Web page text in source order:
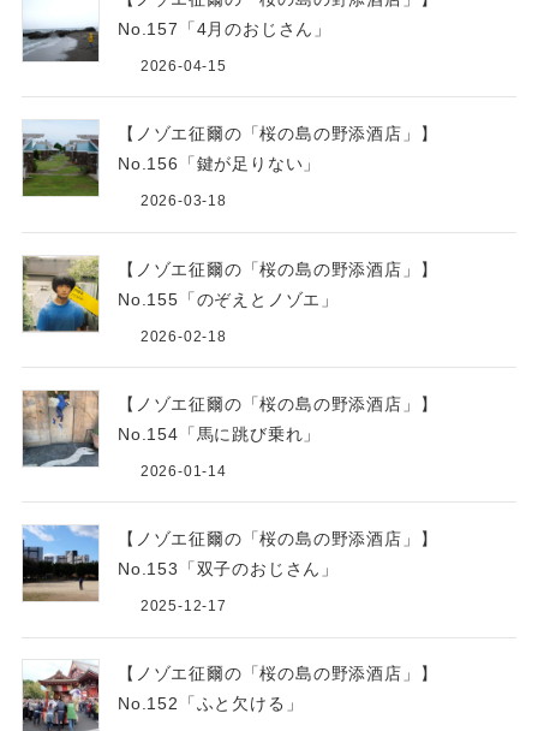
No.157「4月のおじさん」
2026-04-15
【ノゾエ征爾の「桜の島の野添酒店」】
No.156「鍵が足りない」
2026-03-18
【ノゾエ征爾の「桜の島の野添酒店」】
No.155「のぞえとノゾエ」
2026-02-18
【ノゾエ征爾の「桜の島の野添酒店」】
No.154「馬に跳び乗れ」
2026-01-14
【ノゾエ征爾の「桜の島の野添酒店」】
No.153「双子のおじさん」
2025-12-17
【ノゾエ征爾の「桜の島の野添酒店」】
No.152「ふと欠ける」